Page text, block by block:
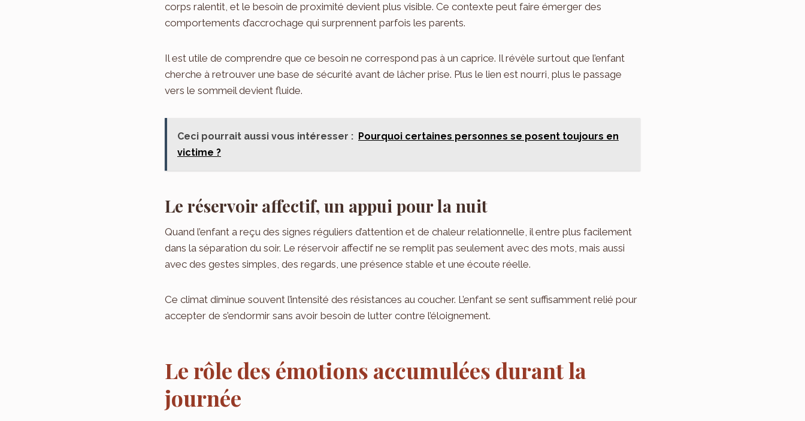
corps ralentit, et le besoin de proximité devient plus visible. Ce contexte peut faire émerger des
comportements d’accrochage qui surprennent parfois les parents.
Il est utile de comprendre que ce besoin ne correspond pas à un caprice. Il révèle surtout que l’enfant
cherche à retrouver une base de sécurité avant de lâcher prise. Plus le lien est nourri, plus le passage
vers le sommeil devient fluide.
Ceci pourrait aussi vous intéresser : Pourquoi certaines personnes se posent toujours en
victime ?
Le réservoir affectif, un appui pour la nuit
Quand l’enfant a reçu des signes réguliers d’attention et de chaleur relationnelle, il entre plus facilement
dans la séparation du soir. Le réservoir affectif ne se remplit pas seulement avec des mots, mais aussi
avec des gestes simples, des regards, une présence stable et une écoute réelle.
Ce climat diminue souvent l’intensité des résistances au coucher. L’enfant se sent suffisamment relié pour
accepter de s’endormir sans avoir besoin de lutter contre l’éloignement.
Le rôle des émotions accumulées durant la
journée